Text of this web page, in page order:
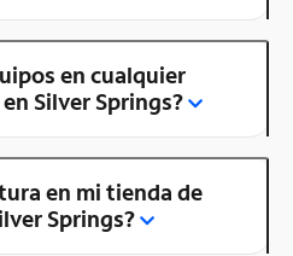
en cualquier
Silver Springs?
en mi tienda de
Springs?